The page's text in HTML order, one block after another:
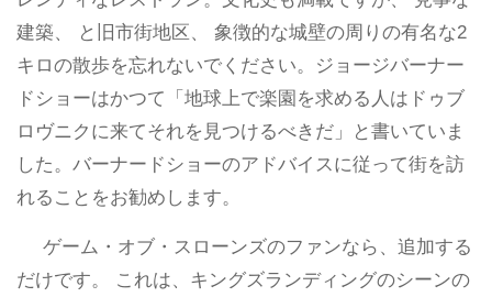
建築、 と旧市街地区、 象徴的な城壁の周りの有名な2
キロの散歩を忘れないでください。ジョージバーナー
ドショーはかつて「地球上で楽園を求める人はドゥブ
ロヴニクに来てそれを見つけるべきだ」と書いていま
した。バーナードショーのアドバイスに従って街を訪
れることをお勧めします。
ゲーム・オブ・スローンズのファンなら、追加する
だけです。 これは、キングズランディングのシーンの